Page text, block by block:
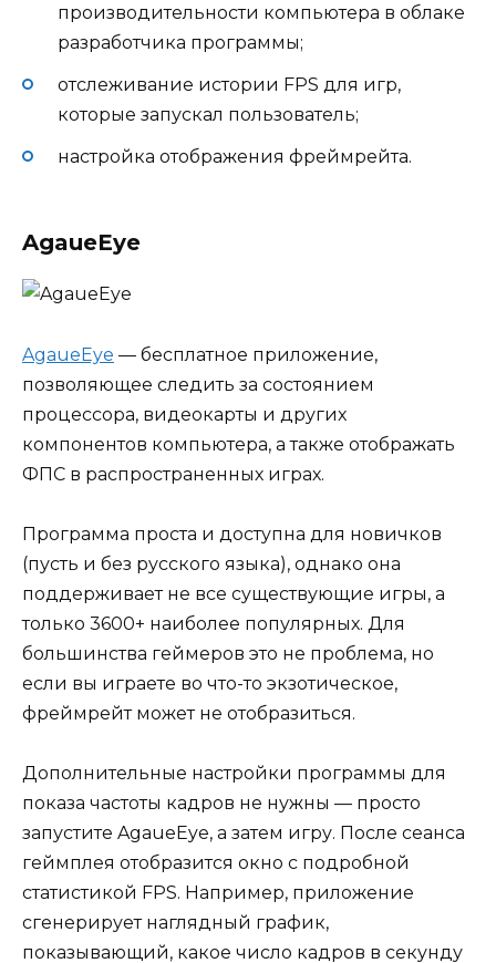
производительности компьютера в облаке
разработчика программы;
отслеживание истории FPS для игр,
которые запускал пользователь;
настройка отображения фреймрейта.
AgaueEye
AgaueEye — бесплатное приложение,
позволяющее следить за состоянием
процессора, видеокарты и других
компонентов компьютера, а также отображать
ФПС в распространенных играх.
Программа проста и доступна для новичков
(пусть и без русского языка), однако она
поддерживает не все существующие игры, а
только 3600+ наиболее популярных. Для
большинства геймеров это не проблема, но
если вы играете во что-то экзотическое,
фреймрейт может не отобразиться.
Дополнительные настройки программы для
показа частоты кадров не нужны — просто
запустите AgaueEye, а затем игру. После сеанса
геймплея отобразится окно с подробной
статистикой FPS. Например, приложение
сгенерирует наглядный график,
показывающий, какое число кадров в секунду